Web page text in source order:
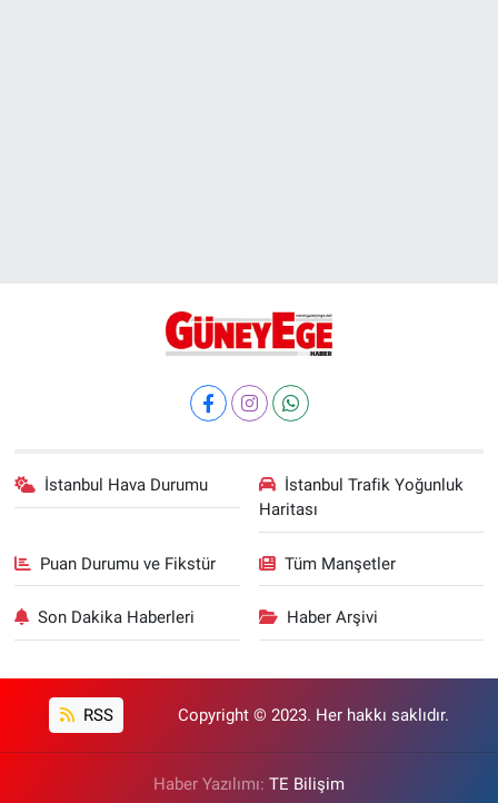
İstanbul Hava Durumu
İstanbul Trafik Yoğunluk
Haritası
Puan Durumu ve Fikstür Tüm Manşetler
Son Dakika Haberleri Haber Arşivi
RSS Copyright © 2023. Her hakkı saklıdır.
Haber Yazılımı: TE Bilişim